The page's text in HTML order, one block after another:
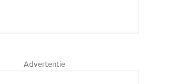
Advertentie